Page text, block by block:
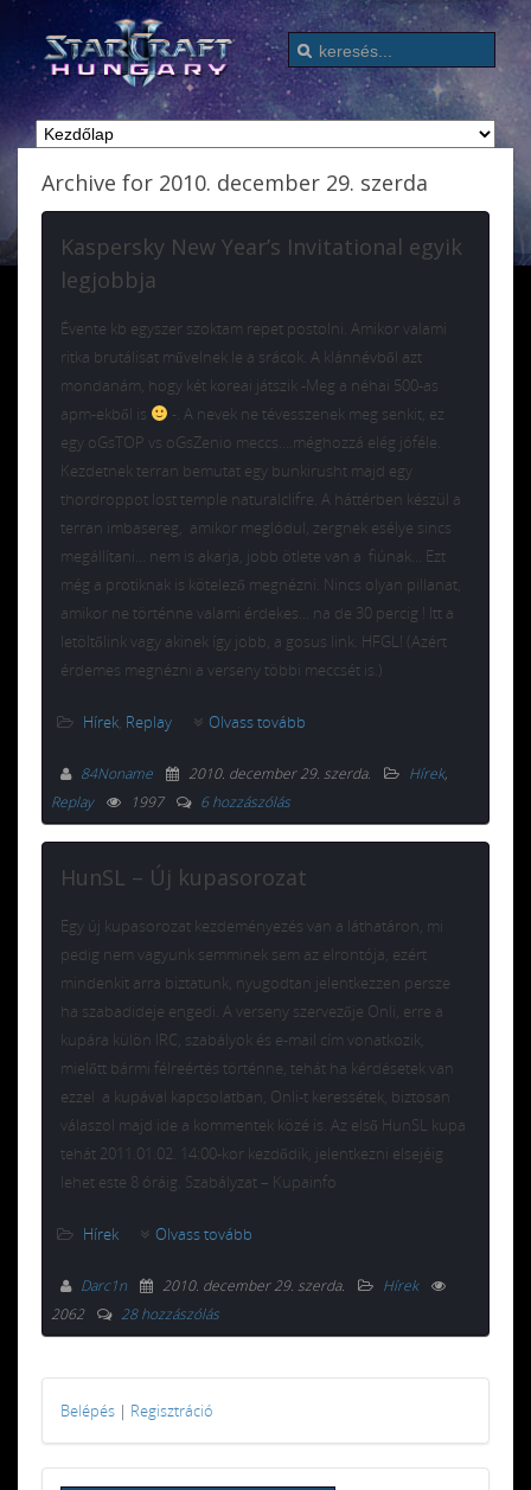
Archive for 2010. december 29. szerda
Kaspersky New Year’s Invitational egyik
legjobbja
Évente kb egyszer szoktam repet postolni. Amikor valami
ritka brutálisat művelnek le a srácok. A klánnévből azt
mondanám, hogy két koreai játszik -Meg a néhai 500-as
apm-ekből is
-. A nevek ne tévesszenek meg senkit, ez
egy oGsTOP vs oGsZenio meccs….méghozzá elég jóféle.
Kezdetnek terran bemutat egy bunkirusht majd egy
thordroppot lost temple naturalclifre. A háttérben készül a
terran imbasereg, amikor meglódul, zergnek esélye sincs
megállítani… nem is akarja, jobb ötlete van a fiúnak… Ezt
még a protiknak is kötelező megnézni. Nincs olyan pillanat,
amikor ne történne valami érdekes… na de 30 percig ! Itt a
letöltőlink vagy akinek így jobb, a gosus link. HFGL! (Azért
érdemes megnézni a verseny többi meccsét is.)
Hírek, Replay Olvass tovább
84Noname 2010. december 29. szerda. Hírek,
Replay
1997 6 hozzászólás
HunSL – Új kupasorozat
Egy új kupasorozat kezdeményezés van a láthatáron, mi
pedig nem vagyunk semminek sem az elrontója, ezért
mindenkit arra biztatunk, nyugodtan jelentkezzen persze
ha szabadideje engedi. A verseny szervezője Onli, erre a
kupára külön IRC, szabályok és e-mail cím vonatkozik,
mielőtt bármi félreértés történne, tehát ha kérdésetek van
ezzel a kupával kapcsolatban, Onli-t keressétek, biztosan
válaszol majd ide a kommentek közé is. Az első HunSL kupa
tehát 2011.01.02. 14:00-kor kezdődik, jelentkezni elsejéig
lehet este 8 óráig. Szabályzat – Kupainfo
Hírek Olvass tovább
Darc1n 2010. december 29. szerda.
Hírek
2062
28 hozzászólás
Belépés | Regisztráció